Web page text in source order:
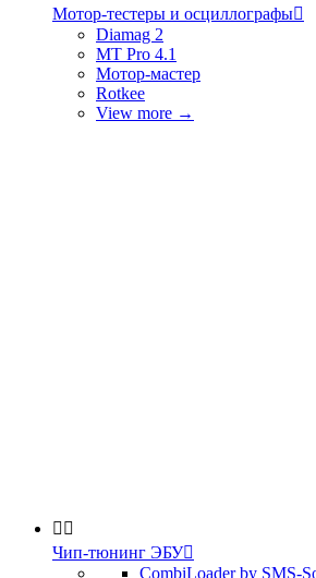
Мотор-тестеры и осциллографы
Diamag 2
MT Pro 4.1
Мотор-мастер
Rotkee
View more →
 
Чип-тюнинг ЭБУ
CombiLoader by SMS-